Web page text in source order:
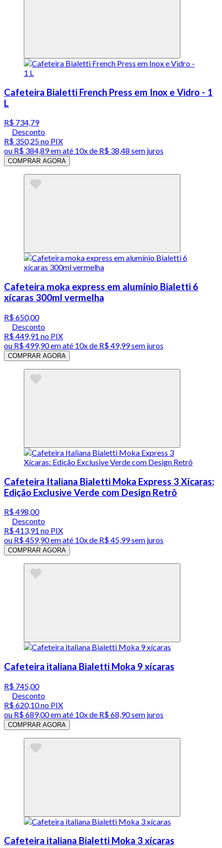
Cafeteira Bialetti French Press em Inox e Vidro - 1
L
R$ 734,79
Desconto
R$ 350,25no PIX
ou R$ 384,89em até 10x de R$ 38,48 sem juros
COMPRAR AGORA
Cafeteira moka express em alumínio Bialetti 6
xícaras 300ml vermelha
R$ 650,00
Desconto
R$ 449,91 no PIX
ou R$ 499,90em até 10x de R$ 49,99 sem juros
COMPRAR AGORA
Cafeteira Italiana Bialetti Moka Express 3 Xícaras:
Edição Exclusive Verde com Design Retrô
R$ 498,00
Desconto
R$ 413,91 no PIX
ou R$ 459,90em até 10x de R$ 45,99 sem juros
COMPRAR AGORA
Cafeteira italiana Bialetti Moka 9 xícaras
R$ 745,00
Desconto
R$ 620,10no PIX
ou R$ 689,00em até 10x de R$ 68,90 sem juros
COMPRAR AGORA
Cafeteira italiana Bialetti Moka 3 xícaras